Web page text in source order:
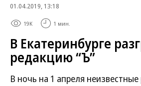
01.04.2019, 13:18
19K 1 мин.
В Екатеринбурге
редакцию “Ъ”
В ночь на 1 апреля